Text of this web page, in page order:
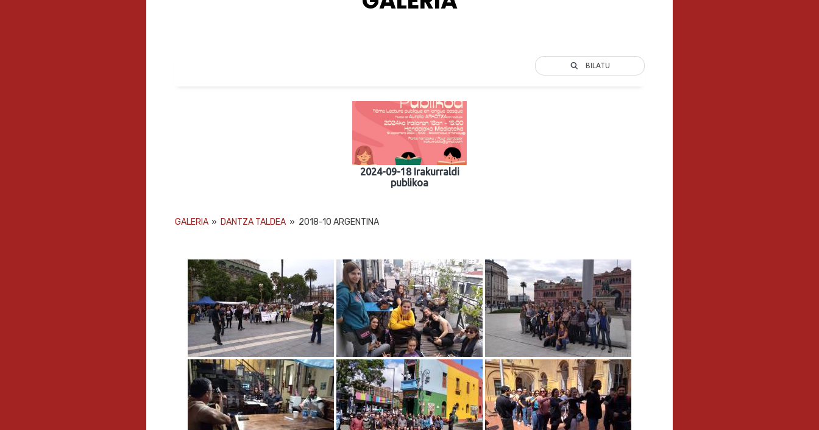
BILATU
2024-09-18 Irakurraldi
publikoa
GALERIA » DANTZA TALDEA » 2018-10 ARGENTINA